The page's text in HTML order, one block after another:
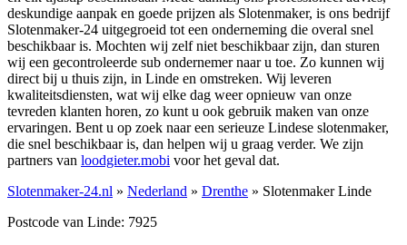
deskundige aanpak en goede prijzen als Slotenmaker, is ons bedrijf
Slotenmaker-24 uitgegroeid tot een onderneming die overal snel
beschikbaar is. Mochten wij zelf niet beschikbaar zijn, dan sturen
wij een gecontroleerde sub ondernemer naar u toe. Zo kunnen wij
direct bij u thuis zijn, in Linde en omstreken. Wij leveren
kwaliteitsdiensten, wat wij elke dag weer opnieuw van onze
tevreden klanten horen, zo kunt u ook gebruik maken van onze
ervaringen. Bent u op zoek naar een serieuze Lindese slotenmaker,
die snel beschikbaar is, dan helpen wij u graag verder. We zijn
partners van loodgieter.mobi voor het geval dat.
Slotenmaker-24.nl » Nederland » Drenthe » Slotenmaker Linde
Postcode van Linde: 7925